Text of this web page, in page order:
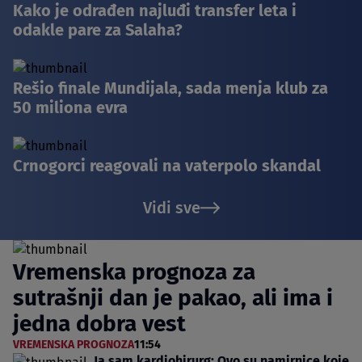
Kako je odrađen najluđi transfer leta i
odakle pare za Salaha?
Rešio finale Mundijala, sada menja klub za
50 miliona evra
Crnogorci reagovali na vaterpolo skandal
Vidi sve
Vremenska prognoza za
sutrašnji dan je pakao, ali ima i
jedna dobra vest
VREMENSKA PROGNOZA11:54